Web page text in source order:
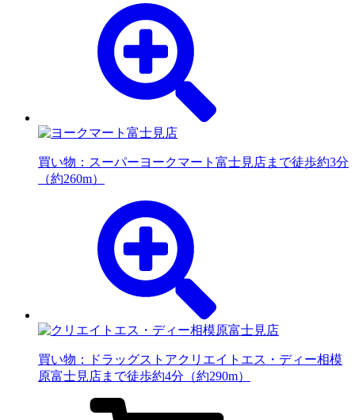
買い物：スーパーヨークマート富士見店まで徒歩約3分
（約260m）
買い物：ドラッグストアクリエイトエス・ディー相模
原富士見店まで徒歩約4分（約290m）